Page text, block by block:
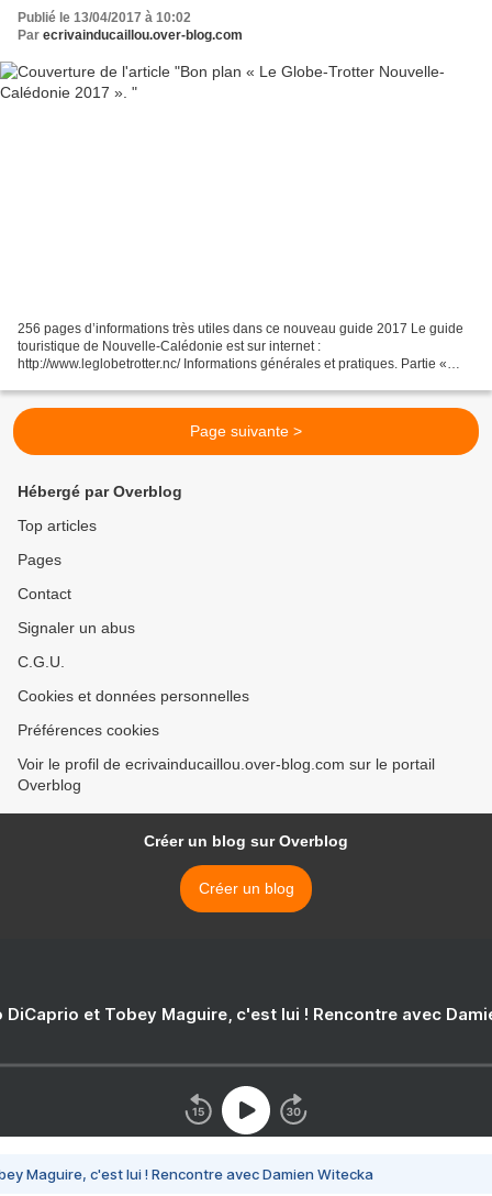
Publié le 13/04/2017 à 10:02
Par ecrivainducaillou.over-blog.com
256 pages d’informations très utiles dans ce nouveau guide 2017 Le guide
touristique de Nouvelle-Calédonie est sur internet :
http://www.leglobetrotter.nc/ Informations générales et pratiques. Partie «
Page suivante >
Hébergé par Overblog
Top articles
Pages
Contact
Signaler un abus
C.G.U.
Cookies et données personnelles
Préférences cookies
Voir le profil de ecrivainducaillou.over-blog.com sur le portail
Overblog
Créer un blog sur Overblog
Créer un blog
DiCaprio et Tobey Maguire, c'est lui ! Rencontre avec
Maguire, c'est lui ! Rencontre avec Damien Witecka